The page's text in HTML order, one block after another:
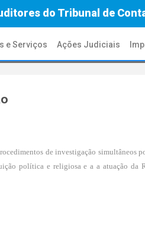
do Tribunal de
e Serviços Ações Judiciais
de investigação simultâneos
política e religiosa e a a atuação da